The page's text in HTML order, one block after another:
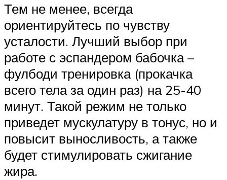
Тем не менее, всегда
ориентируйтесь по чувству
усталости. Лучший выбор при
работе с эспандером бабочка –
фулбоди тренировка (прокачка
всего тела за один раз) на 25-40
минут. Такой режим не только
приведет мускулатуру в тонус, но и
повысит выносливость, а также
будет стимулировать сжигание
жира.